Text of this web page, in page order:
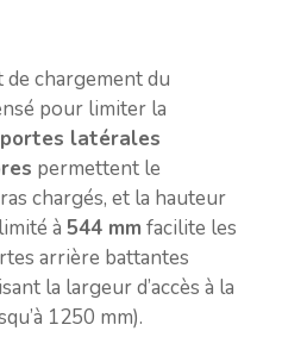
de chargement du
pour limiter la
portes latérales
permettent le
chargés, et la hauteur
à 544 mm facilite les
arrière battantes
la largeur d’accès à la
1250 mm).